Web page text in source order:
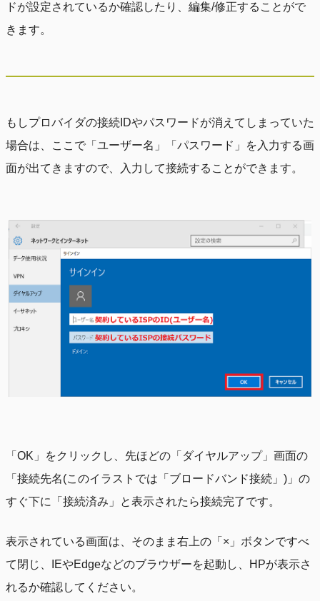
ドが設定されているか確認したり、編集/修正することがで
きます。
もしプロバイダの接続IDやパスワードが消えてしまっていた
場合は、ここで「ユーザー名」「パスワード」を入力する画
面が出てきますので、入力して接続することができます。
「OK」をクリックし、先ほどの「ダイヤルアップ」画面の
「接続先名(このイラストでは「ブロードバンド接続」)」の
すぐ下に「接続済み」と表示されたら接続完了です。
表示されている画面は、そのまま右上の「×」ボタンですべ
て閉じ、IEやEdgeなどのブラウザーを起動し、HPが表示さ
れるか確認してください。